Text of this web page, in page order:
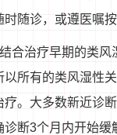
随诊，或遵医嘱按
合治疗早期的类风
以所有的类风湿性
疗。大多数新近诊
诊断3个月内开始缓